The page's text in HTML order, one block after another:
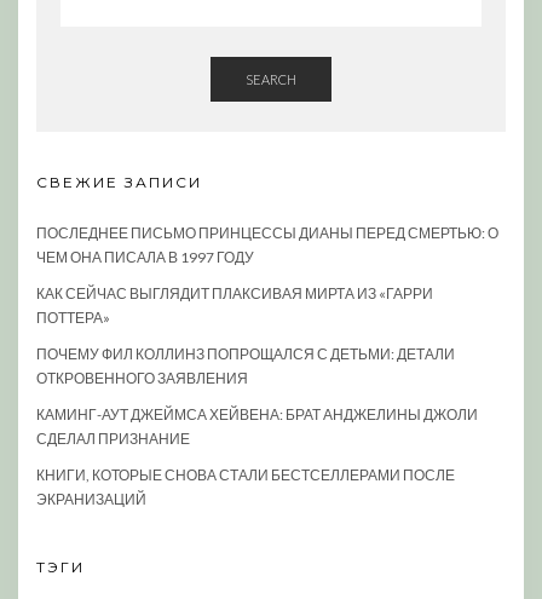
SEARCH
СВЕЖИЕ ЗАПИСИ
ПОСЛЕДНЕЕ ПИСЬМО ПРИНЦЕССЫ ДИАНЫ ПЕРЕД СМЕРТЬЮ: О
ЧЕМ ОНА ПИСАЛА В 1997 ГОДУ
КАК СЕЙЧАС ВЫГЛЯДИТ ПЛАКСИВАЯ МИРТА ИЗ «ГАРРИ
ПОТТЕРА»
ПОЧЕМУ ФИЛ КОЛЛИНЗ ПОПРОЩАЛСЯ С ДЕТЬМИ: ДЕТАЛИ
ОТКРОВЕННОГО ЗАЯВЛЕНИЯ
КАМИНГ-АУТ ДЖЕЙМСА ХЕЙВЕНА: БРАТ АНДЖЕЛИНЫ ДЖОЛИ
СДЕЛАЛ ПРИЗНАНИЕ
КНИГИ, КОТОРЫЕ СНОВА СТАЛИ БЕСТСЕЛЛЕРАМИ ПОСЛЕ
ЭКРАНИЗАЦИЙ
ТЭГИ